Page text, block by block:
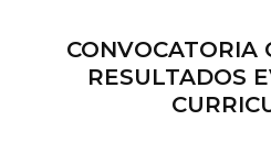
CONVOCATORIA
RESULTADOS